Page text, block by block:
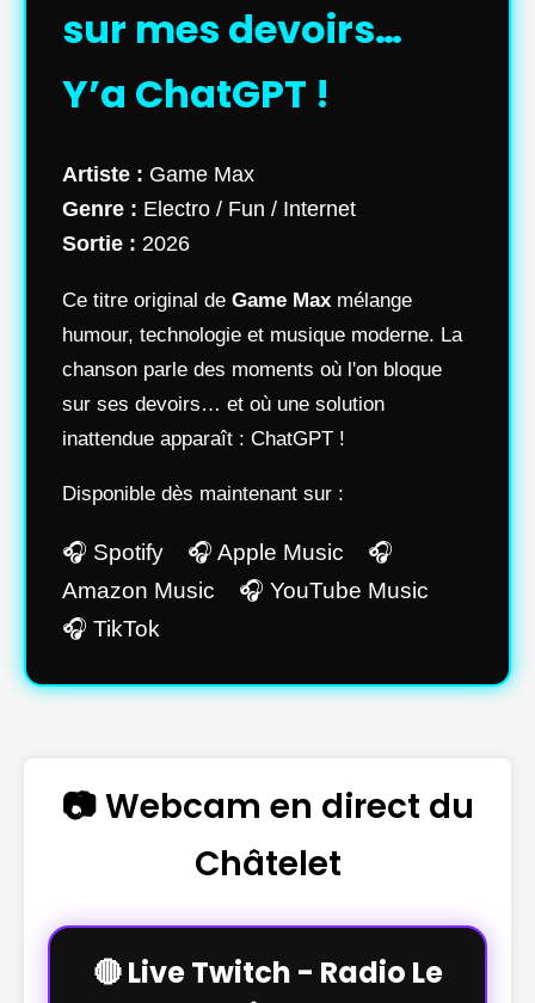
sur mes devoirs…
Y’a ChatGPT !
Artiste : Game Max
Genre : Electro / Fun / Internet
Sortie : 2026
Ce titre original de Game Max mélange
humour, technologie et musique moderne. La
chanson parle des moments où l'on bloque
sur ses devoirs… et où une solution
inattendue apparaît : ChatGPT !
Disponible dès maintenant sur :
🎧 Spotify 🎧 Apple Music 🎧
Amazon Music 🎧 YouTube Music
🎧 TikTok
📷 Webcam en direct du
Châtelet
🔴 Live Twitch - Radio Le